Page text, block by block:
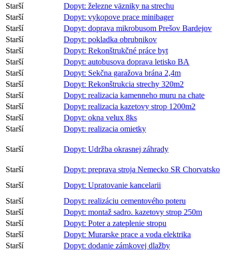
Starší
Dopyt: železne väzniky na strechu
Starší
Dopyt: vykopove prace minibager
Starší
Dopyt: doprava mikrobusom Prešov Bardejov
Starší
Dopyt: pokladka obrubnikov
Starší
Dopyt: Rekonštrukčné práce byt
Starší
Dopyt: autobusova doprava letisko BA
Starší
Dopyt: Sekčna garažova brána 2,4m
Starší
Dopyt: Rekonštrukcia strechy 320m2
Starší
Dopyt: realizacia kamenneho muru na chate
Starší
Dopyt: realizacia kazetovy strop 1200m2
Starší
Dopyt: okna velux 8ks
Starší
Dopyt: realizacia omietky
Starší Dopyt: Udržba okrasnej záhrady
Starší
Dopyt: preprava stroja Nemecko SR Chorvatsko
Starší
Dopyt: Upratovanie kancelarii
Starší
Dopyt: realizáciu cementového poteru
Starší
Dopyt: montaž sadro. kazetovy strop 250m
Starší
Dopyt: Poter a zateplenie stropu
Starší
Dopyt: Murarske prace a voda elektrika
Starší
Dopyt: dodanie zámkovej dlažby